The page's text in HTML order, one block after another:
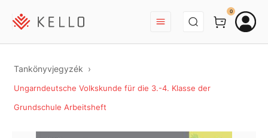
BEJELENTKEZÉS
0
Tankönyvjegyzék
Ungarndeutsche Volkskunde für die 3.-4. Klasse der
Grundschule Arbeitsheft